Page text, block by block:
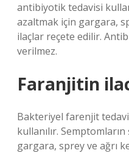
antibiyotik tedavisi
azaltmak için gargara,
ilaçlar reçete edilir.
verilmez.
Faranjitin
Bakteriyel farenjit
kullanılır.
gargara, sprey ve ağrı